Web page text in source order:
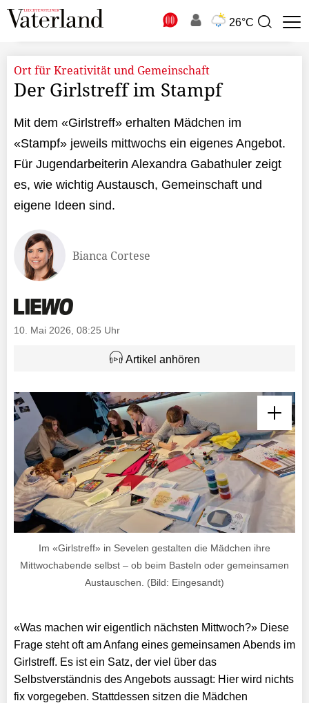
26°C
Suchbegriff
Ort für Kreativität und Gemeinschaft
Der Girlstreff im Stampf
Mit dem «Girlstreff» erhalten Mädchen im
«Stampf» jeweils mittwochs ein eigenes Angebot.
Für Jugendarbeiterin Alexandra Gabathuler zeigt
es, wie wichtig Austausch, Gemeinschaft und
eigene Ideen sind.
10. Mai 2026, 08:25 Uhr
Bianca Cortese
Artikel anhören
Im «Girlstreff» in Sevelen gestalten die Mädchen ihre
Mittwochabende selbst – ob beim Basteln oder gemeinsamen
Austauschen. (Bild: Eingesandt)
«Was machen wir eigentlich nächsten Mittwoch?» Diese
Frage steht oft am Anfang eines gemeinsamen Abends im
Girlstreff. Es ist ein Satz, der viel über das
Selbstverständnis des Angebots aussagt: Hier wird nichts
fix vorgegeben. Stattdessen sitzen die Mädchen